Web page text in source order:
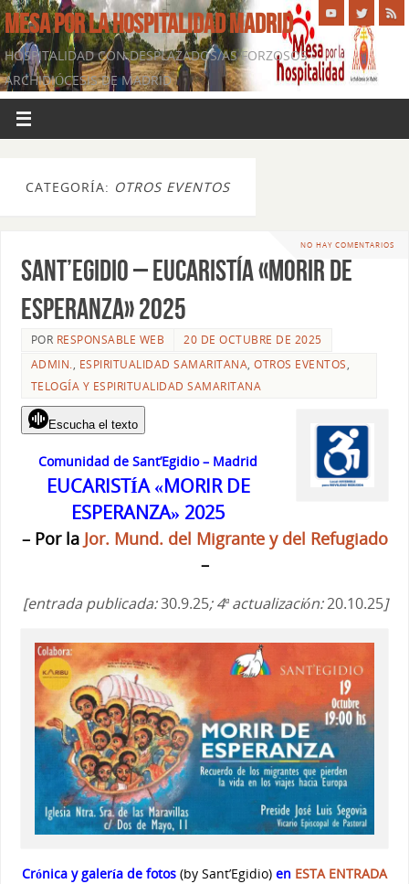
MESA POR LA HOSPITALIDAD MADRID
HOSPITALIDAD CON DESPLAZADOS/AS FORZOSOS -
ARCHIDIÓCESIS DE MADRID
CATEGORÍA: OTROS EVENTOS
NO HAY COMENTARIOS
Sant’Egidio – Eucaristía «Morir de
Esperanza» 2025
POR RESPONSABLE WEB
20 DE OCTUBRE DE 2025
ADMIN., ESPIRITUALIDAD SAMARITANA,OTROS EVENTOS,
TELOGÍA Y ESPIRITUALIDAD SAMARITANA
Escucha el texto
Comunidad de Sant’Egidio – Madrid
EUCARISTÍA «MORIR DE
ESPERANZA» 2025
– Por la Jor. Mund. del Migrante y del Refugiado
–
[entrada publicada:30.9.25; 4ª actualización:20.10.25]
Crónica y galería de fotos (by Sant’Egidio) en ESTA ENTRADA